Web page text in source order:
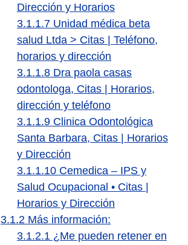
Dirección y Horarios
3.1.1.7 Unidad médica beta
salud Ltda > Citas | Teléfono,
horarios y dirección
3.1.1.8 Dra paola casas
odontologa, Citas | Horarios,
dirección y teléfono
3.1.1.9 Clinica Odontológica
Santa Barbara, Citas | Horarios
y Dirección
3.1.1.10 Cemedica – IPS y
Salud Ocupacional • Citas |
Horarios y Dirección
3.1.2 Más información:
3.1.2.1 ¿Me pueden retener en